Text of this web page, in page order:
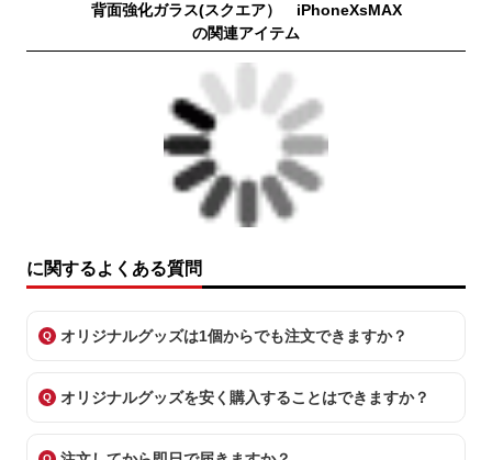
背面強化ガラス(スクエア） iPhoneXsMAX
の関連アイテム
に関するよくある質問
オリジナルグッズは1個からでも注文できますか？
オリジナルグッズを安く購入することはできますか？